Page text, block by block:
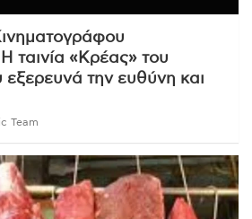
ταινία «Κρέας» του
την ευθύνη και
Team